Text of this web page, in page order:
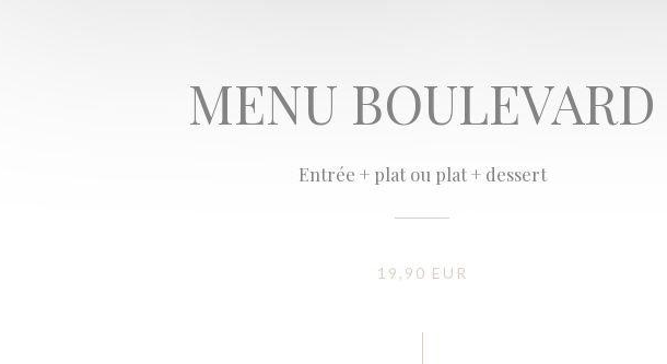
MENU BOULEVARD
Entrée + plat ou plat + dessert
19,90 EUR